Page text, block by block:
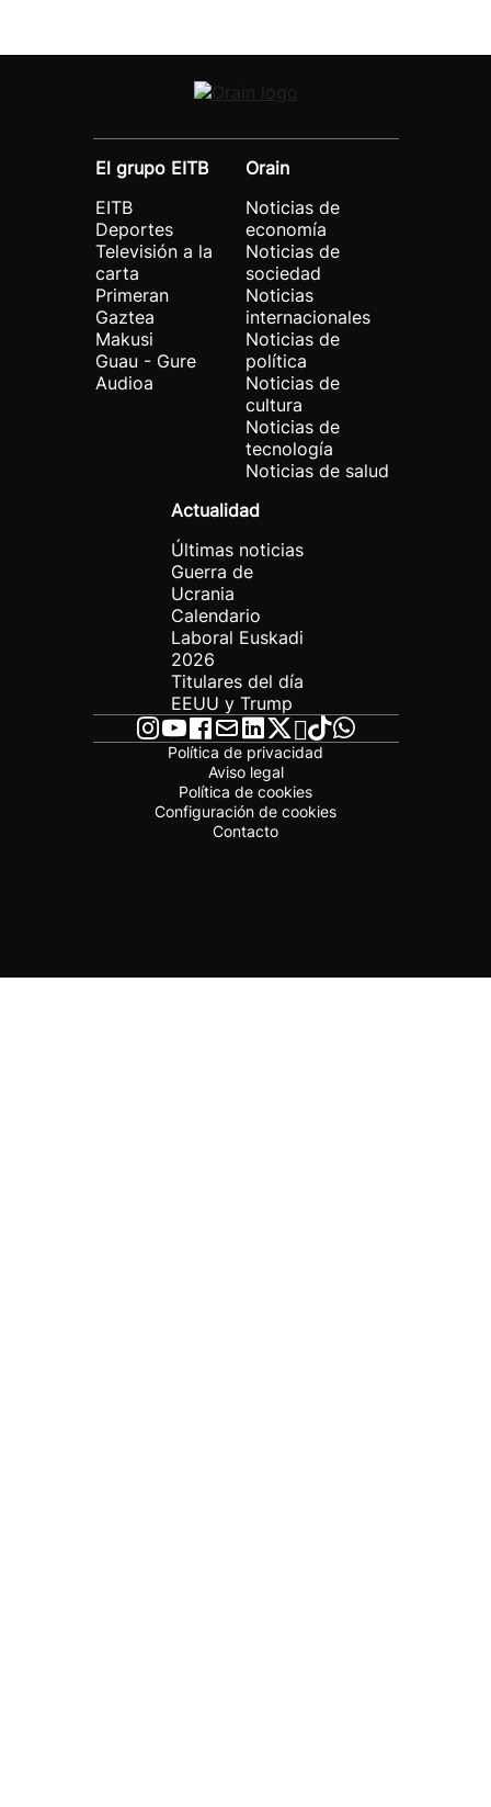
El grupo EITB
EITB
Deportes
Televisión a la
carta
Primeran
Gaztea
Makusi
Guau - Gure
Audioa
Orain
Noticias de
economía
Noticias de
sociedad
Noticias
internacionales
Noticias de
política
Noticias de
cultura
Noticias de
tecnología
Noticias de salud
Actualidad
Últimas noticias
Guerra de
Ucrania
Calendario
Laboral Euskadi
2026
Titulares del día
EEUU y Trump
Política de privacidad
Aviso legal
Política de cookies
Configuración de cookies
Contacto